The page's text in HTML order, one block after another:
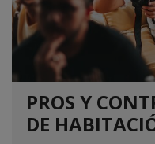
PROS Y
DE